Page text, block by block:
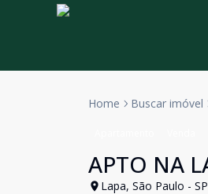
Home Buscar imóvel
APTO NA
Lapa, São Paulo - SP